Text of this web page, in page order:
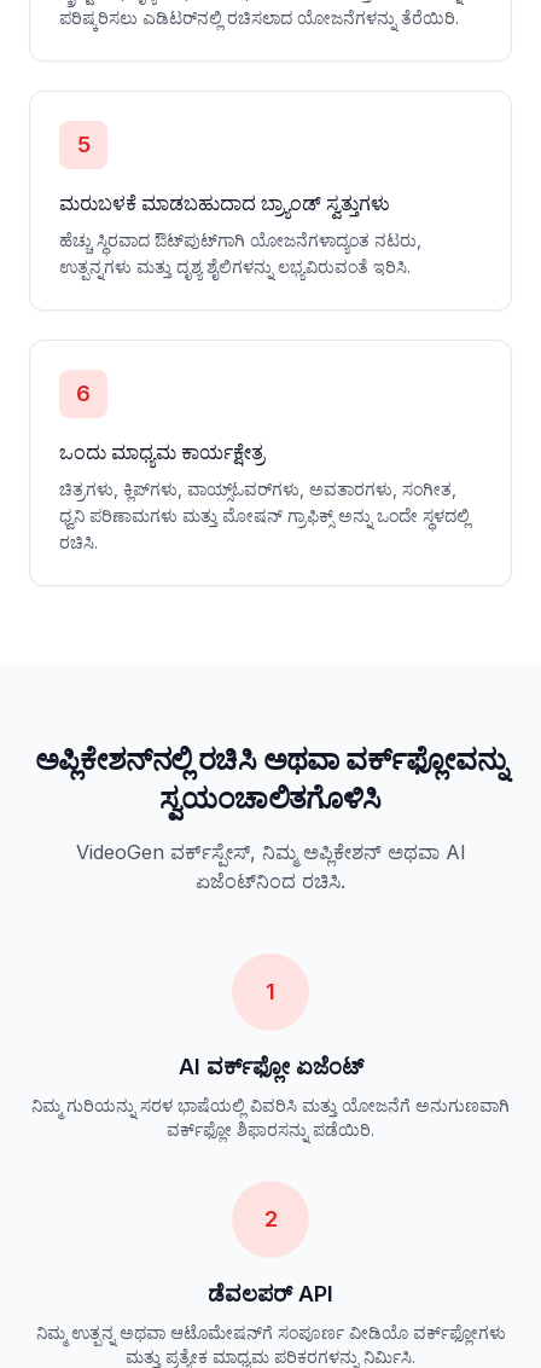
ಪರಿಷ್ಕರಿಸಲು ಎಡಿಟರ್‌ನಲ್ಲಿ ರಚಿಸಲಾದ ಯೋಜನೆಗಳನ್ನು ತೆರೆಯಿರಿ.
5
ಮರುಬಳಕೆ ಮಾಡಬಹುದಾದ ಬ್ರ್ಯಾಂಡ್ ಸ್ವತ್ತುಗಳು
ಹೆಚ್ಚು ಸ್ಥಿರವಾದ ಔಟ್‌ಪುಟ್‌ಗಾಗಿ ಯೋಜನೆಗಳಾದ್ಯಂತ ನಟರು,
ಉತ್ಪನ್ನಗಳು ಮತ್ತು ದೃಶ್ಯ ಶೈಲಿಗಳನ್ನು ಲಭ್ಯವಿರುವಂತೆ ಇರಿಸಿ.
6
ಒಂದು ಮಾಧ್ಯಮ ಕಾರ್ಯಕ್ಷೇತ್ರ
ಚಿತ್ರಗಳು, ಕ್ಲಿಪ್‌ಗಳು, ವಾಯ್ಸ್‌ಓವರ್‌ಗಳು, ಅವತಾರಗಳು, ಸಂಗೀತ,
ಧ್ವನಿ ಪರಿಣಾಮಗಳು ಮತ್ತು ಮೋಷನ್ ಗ್ರಾಫಿಕ್ಸ್ ಅನ್ನು ಒಂದೇ ಸ್ಥಳದಲ್ಲಿ
ರಚಿಸಿ.
ಅಪ್ಲಿಕೇಶನ್‌ನಲ್ಲಿ ರಚಿಸಿ ಅಥವಾ ವರ್ಕ್‌ಫ್ಲೋವನ್ನು
ಸ್ವಯಂಚಾಲಿತಗೊಳಿಸಿ
VideoGen ವರ್ಕ್‌ಸ್ಪೇಸ್, ನಿಮ್ಮ ಅಪ್ಲಿಕೇಶನ್ ಅಥವಾ AI
ಏಜೆಂಟ್‌ನಿಂದ ರಚಿಸಿ.
1
AI ವರ್ಕ್‌ಫ್ಲೋ ಏಜೆಂಟ್
ನಿಮ್ಮ ಗುರಿಯನ್ನು ಸರಳ ಭಾಷೆಯಲ್ಲಿ ವಿವರಿಸಿ ಮತ್ತು ಯೋಜನೆಗೆ ಅನುಗುಣವಾಗಿ
ವರ್ಕ್‌ಫ್ಲೋ ಶಿಫಾರಸನ್ನು ಪಡೆಯಿರಿ.
2
ಡೆವಲಪರ್ API
ನಿಮ್ಮ ಉತ್ಪನ್ನ ಅಥವಾ ಆಟೊಮೇಷನ್‌ಗೆ ಸಂಪೂರ್ಣ ವೀಡಿಯೊ ವರ್ಕ್‌ಫ್ಲೋಗಳು
ಮತ್ತು ಪ್ರತ್ಯೇಕ ಮಾಧ್ಯಮ ಪರಿಕರಗಳನ್ನು ನಿರ್ಮಿಸಿ.